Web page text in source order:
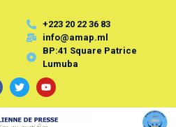
+223 20 22 36 83
info@amap.ml
BP:41 Square Patrice
Lumuba